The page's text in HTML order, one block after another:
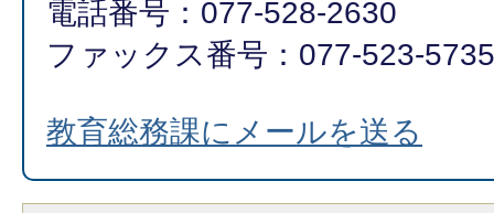
電話番号：077-528-2630
ファックス番号：077-523-5735
教育総務課にメールを送る